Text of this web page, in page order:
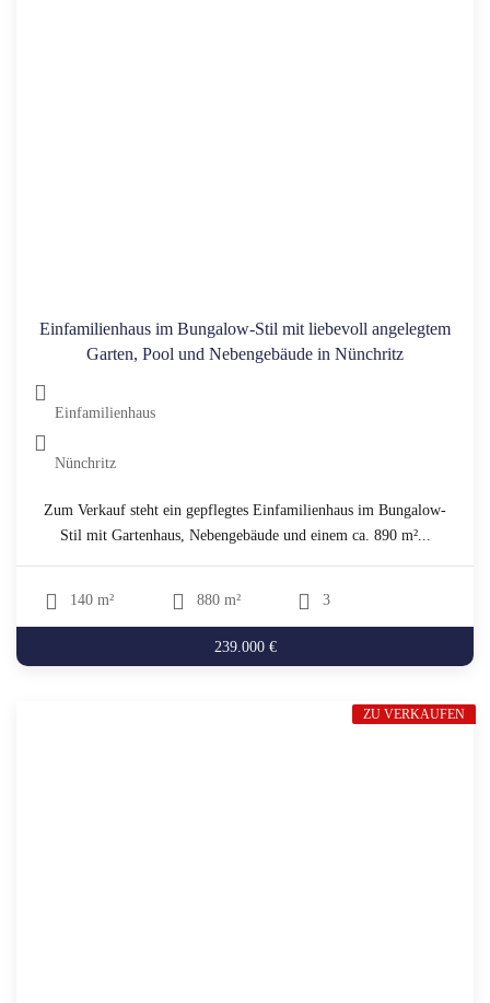
Einfamilienhaus im Bungalow-Stil mit liebevoll angelegtem
Garten, Pool und Nebengebäude in Nünchritz
Einfamilienhaus
Nünchritz
Zum Verkauf steht ein gepflegtes Einfamilienhaus im Bungalow-
Stil mit Gartenhaus, Nebengebäude und einem ca. 890 m²...
140 m² 880 m² 3
239.000 €
ZU VERKAUFEN